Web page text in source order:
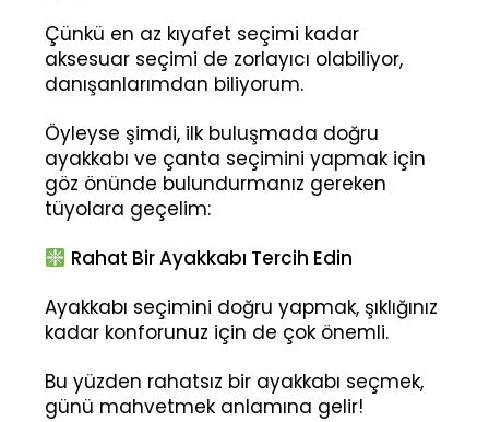
Çünkü en az kıyafet seçimi kadar
aksesuar seçimi de zorlayıcı olabiliyor,
danışanlarımdan biliyorum.
Öyleyse şimdi, ilk buluşmada doğru
ayakkabı ve çanta seçimini yapmak için
göz önünde bulundurmanız gereken
tüyolara geçelim:
Rahat Bir Ayakkabı Tercih Edin
Ayakkabı seçimini doğru yapmak, şıklığınız
kadar konforunuz için de çok önemli.
Bu yüzden rahatsız bir ayakkabı seçmek,
günü mahvetmek anlamına gelir!